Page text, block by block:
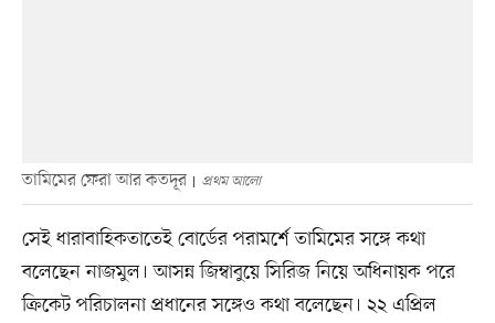
তামিমের ফেরা আর কতদূর প্রথম আলো
সেই ধারাবাহিকতাতেই বোর্ডের পরামর্শে তামিমের সঙ্গে কথা
বলেছেন নাজমুল। আসন্ন জিম্বাবুয়ে সিরিজ নিয়ে অধিনায়ক পরে
ক্রিকেট পরিচালনা প্রধানের সঙ্গেও কথা বলেছেন। ২২ এপ্রিল